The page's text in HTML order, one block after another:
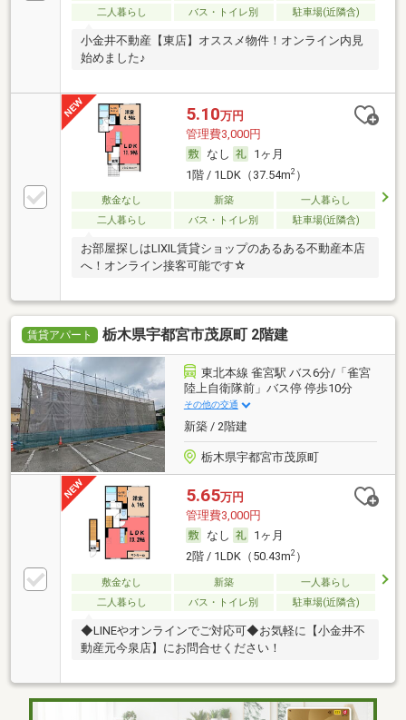
二人暮らし
バス・トイレ別 駐車場(近隣含)
小金井不動産【東店】オススメ物件！オンライン内見
始めました♪
5.10万円
管理費3,000円
なし
1ヶ月
1階 / 1LDK（37.54m2）
敷金なし 新築
一人暮らし
二人暮らし
バス・トイレ別 駐車場(近隣含)
お部屋探しはLIXIL賃貸ショップのあるある不動産本店
へ！オンライン接客可能です☆
賃貸アパート 栃木県宇都宮市茂原町 2階建
東北本線 雀宮駅 バス6分/「雀宮
陸上自衛隊前」バス停 停歩10分
その他の交通
新築 / 2階建
栃木県宇都宮市茂原町
5.65万円
管理費3,000円
なし
1ヶ月
2階 / 1LDK（50.43m2）
敷金なし 新築
一人暮らし
二人暮らし
バス・トイレ別 駐車場(近隣含)
◆LINEやオンラインでご対応可◆お気軽に【小金井不
動産元今泉店】にお問合せください！